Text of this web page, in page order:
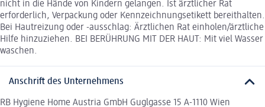
nicht in die Hände von Kindern gelangen. Ist ärztlicher Rat
erforderlich, Verpackung oder Kennzeichnungsetikett bereithalten.
Bei Hautreizung oder -ausschlag: Ärztlichen Rat einholen/ärztliche
Hilfe hinzuziehen. BEI BERÜHRUNG MIT DER HAUT: Mit viel Wasser
waschen.
Anschrift des Unternehmens
RB Hygiene Home Austria GmbH Guglgasse 15 A-1110 Wien